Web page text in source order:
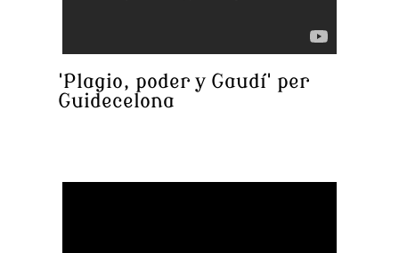
'Plagio, poder y Gaudí' per
Guidecelona